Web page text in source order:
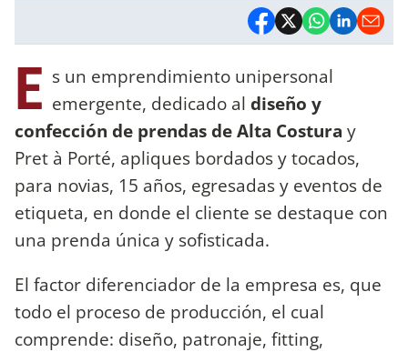
E s un emprendimiento unipersonal
emergente, dedicado al diseño y
confección de prendas de Alta Costura y
Pret à Porté, apliques bordados y tocados,
para novias, 15 años, egresadas y eventos de
etiqueta, en donde el cliente se destaque con
una prenda única y sofisticada.
El factor diferenciador de la empresa es, que
todo el proceso de producción, el cual
comprende: diseño, patronaje, fitting,